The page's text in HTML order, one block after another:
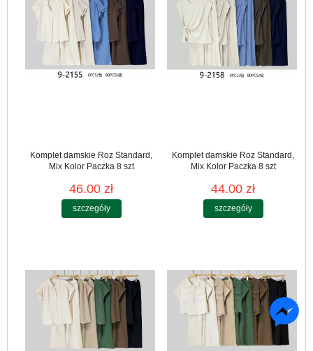
Komplet damskie Roz Standard,
Mix Kolor Paczka 8 szt
46.00 zł
szczegóły
Komplet damskie Roz Standard,
Mix Kolor Paczka 8 szt
44.00 zł
szczegóły